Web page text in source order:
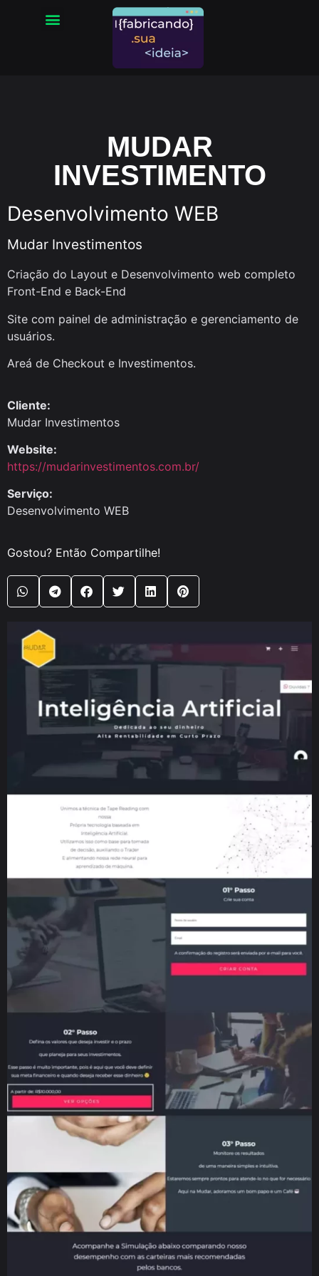
MUDAR
INVESTIMENTO
Desenvolvimento WEB
Mudar Investimentos
Criação do Layout e Desenvolvimento web completo
Front-End e Back-End
Site com painel de administração e gerenciamento de
usuários.
Areá de Checkout e Investimentos.
Cliente:
Mudar Investimentos
Website:
https://mudarinvestimentos.com.br/
Serviço:
Desenvolvimento WEB
Gostou? Então Compartilhe!